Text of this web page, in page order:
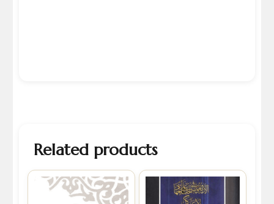
Related products